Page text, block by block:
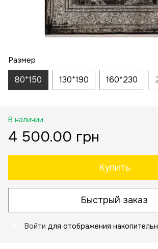
Размер
80*150 130*190 160*230
В наличии
4 500.00 грн
Купить
Быстрый заказ
Войти для отображения